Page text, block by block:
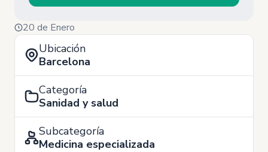
20 de Enero
Ubicación
Barcelona
Categoría
Sanidad y salud
Subcategoría
Medicina especializada